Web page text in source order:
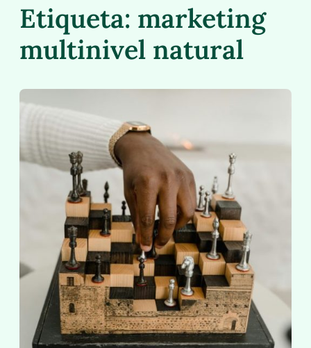
Etiqueta: marketing
multinivel natural